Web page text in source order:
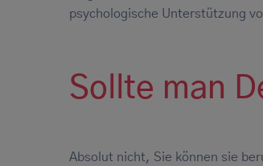
psychologische Unterstützung
Sollte man
Absolut nicht, Sie können sie